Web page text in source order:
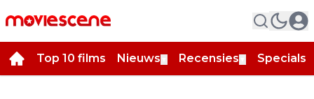
Top 10 films Nieuws Recensies Specials